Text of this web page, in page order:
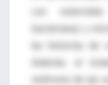
con
bacterianas y
las historias de
Además, el
síndrome de ojo